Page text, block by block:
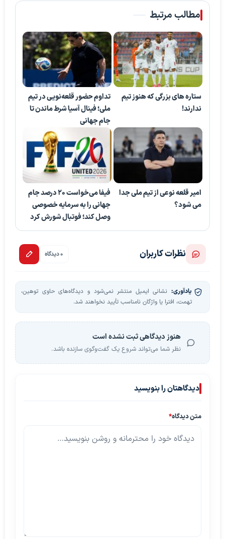
مطالب مرتبط
ستاره های بزرگی که هنوز تیم
ندارند!
تداوم حضور قلعه‌نویی در تیم
ملی؛ فینال آسیا شرط ماندن تا
جام جهانی
امیر قلعه نوعی از تیم ملی جدا
می شود؟
فیفا می‌خواست ۲۰ درصد جام
جهانی را به سرمایه خصوصی
وصل کند؛ فوتبال شورش کرد
نظرات کاربران 0 دیدگاه
یادآوری: نشانی ایمیل منتشر نمی‌شود و دیدگاه‌های حاوی توهین،
تهمت، افترا یا واژگان نامناسب تأیید نخواهند شد.
هنوز دیدگاهی ثبت نشده است
نظر شما می‌تواند شروع یک گفت‌وگوی سازنده باشد.
دیدگاهتان را بنویسید
متن دیدگاه*